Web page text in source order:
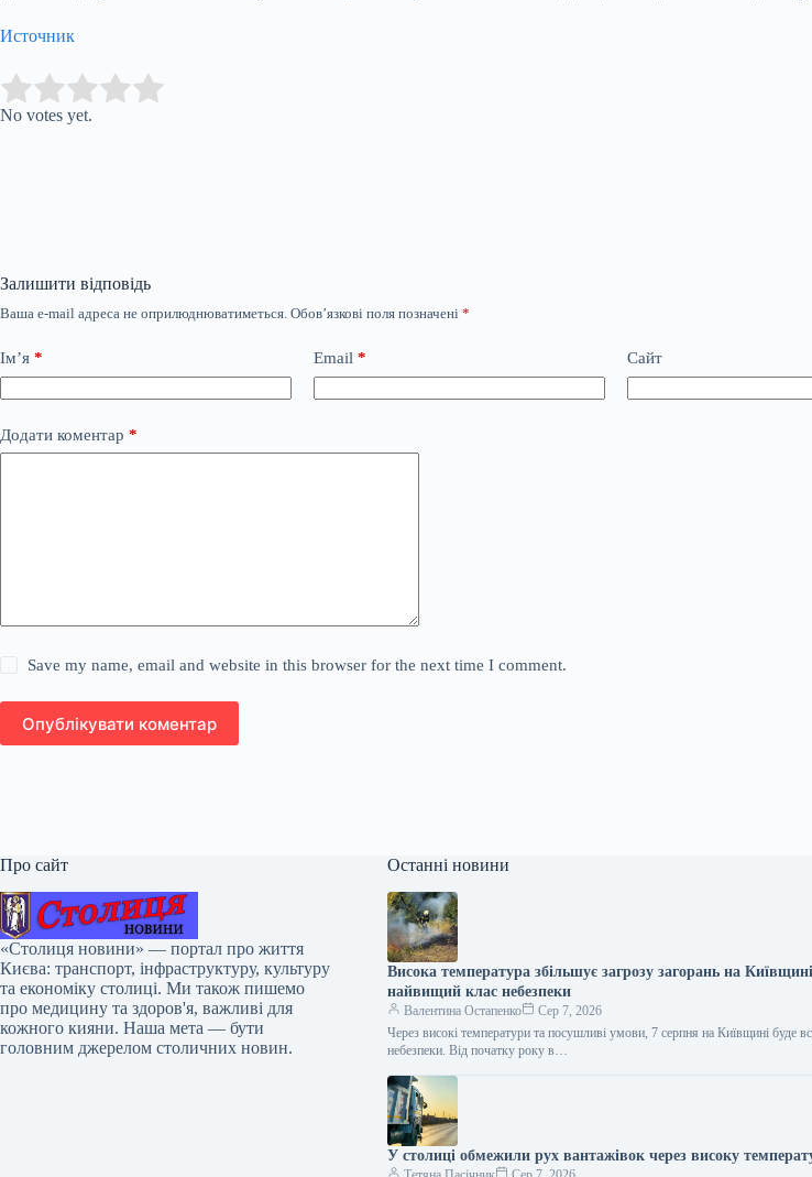
Источник
Rate this item:
No votes yet.
Залишити відповідь
Ваша e-mail адреса не оприлюднюватиметься. Обов’язкові поля позначені *
Ім’я * Email * Сайт
Додати коментар *
Save my name, email and website in this browser for the next time I comment.
Опублікувати коментар
Про сайт
«Столиця новини» — портал про життя
Києва: транспорт, інфраструктуру, культуру
та економіку столиці. Ми також пишемо
про медицину та здоров'я, важливі для
кожного кияни. Наша мета — бути
головним джерелом столичних новин.
Останні новини
Висока температура збільшує загрозу загорань на
найвищий клас небезпеки
Валентина Остапенко
Сер 7, 2026
Через високі температури та посушливі умови, 7 серпня на Київщині буде
небезпеки. Від початку року в…
У столиці обмежили рух вантажівок через високу